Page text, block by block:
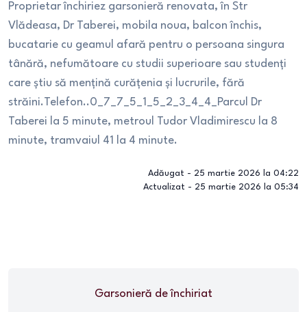
Proprietar închiriez garsonieră renovata, în Str
Vlădeasa, Dr Taberei, mobila noua, balcon închis,
bucatarie cu geamul afară pentru o persoana singura
tânără, nefumătoare cu studii superioare sau studenți
care știu să mențină curățenia și lucrurile, fără
străini.Telefon..0_7_7_5_1_5_2_3_4_4_Parcul Dr
Taberei la 5 minute, metroul Tudor Vladimirescu la 8
minute, tramvaiul 41 la 4 minute.
Adăugat - 25 martie 2026 la 04:22
Actualizat - 25 martie 2026 la 05:34
Garsonieră de închiriat